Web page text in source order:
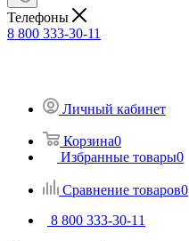
Телефоны
8 800 333-30-11
Личный кабинет
Корзина0
Избранные товары0
Сравнение товаров0
8 800 333-30-11